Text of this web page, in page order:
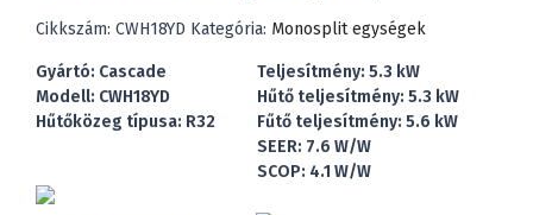
Cikkszám: CWH18YD Kategória: Monosplit egységek
Gyártó: Cascade
Modell: CWH18YD
Hűtőközeg típusa: R32
Teljesítmény: 5.3 kW
Hűtő teljesítmény: 5.3 kW
Fűtő teljesítmény: 5.6 kW
SEER: 7.6 W/W
SCOP: 4.1 W/W